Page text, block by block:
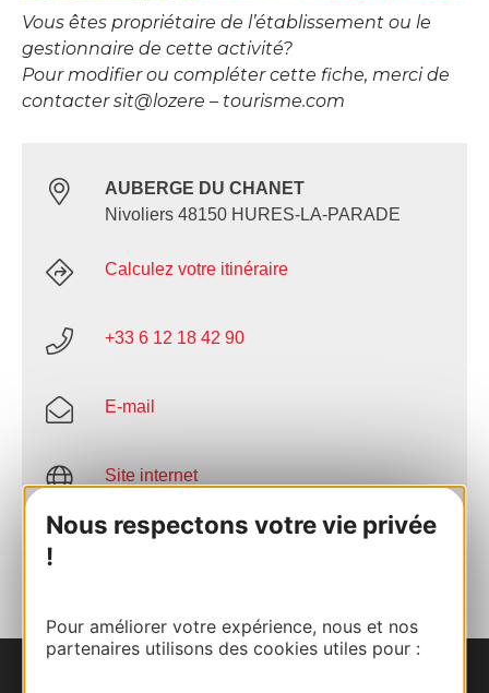
Nous respectons votre vie privée
!
Pour améliorer votre expérience, nous et nos
partenaires utilisons des cookies utiles pour :
Vous êtes propriétaire de l’établissement ou le
gestionnaire de cette activité?
Pour modifier ou compléter cette fiche, merci de
contacter sit@lozere – tourisme.com
AUBERGE DU CHANET
Nivoliers 48150 HURES-LA-PARADE
Calculez votre itinéraire
+33 6 12 18 42 90
E-mail
Site internet
AJOUTER